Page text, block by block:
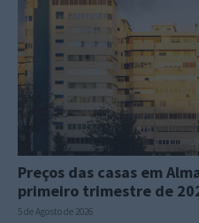
Preços das casas em
primeiro trimestre de
5 de Agosto de 2026